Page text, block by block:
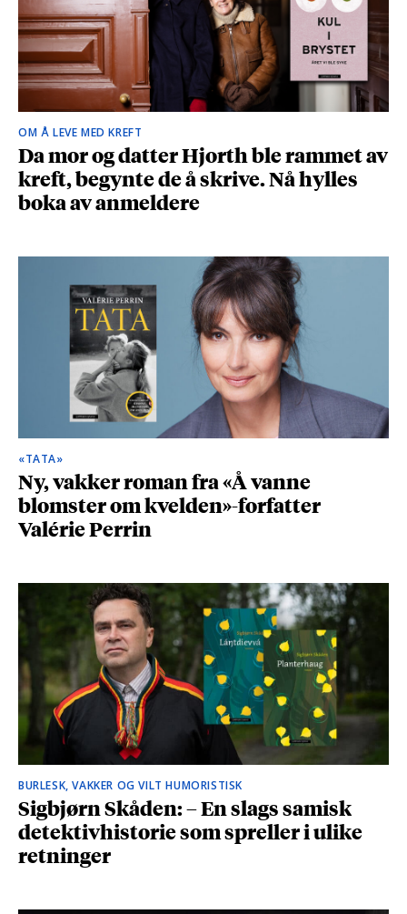
OM Å LEVE MED KREFT
Da mor og datter Hjorth ble rammet av
kreft, begynte de å skrive. Nå hylles
boka av anmeldere
«TATA»
Ny, vakker roman fra «Å vanne
blomster om kvelden»-forfatter
Valérie Perrin
BURLESK, VAKKER OG VILT HUMORISTISK
Sigbjørn Skåden: – En slags samisk
detektivhistorie som spreller i ulike
retninger